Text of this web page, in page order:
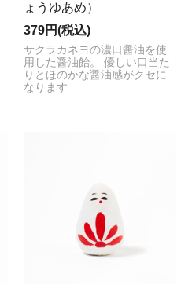
ょうゆあめ）
379円(税込)
サクラカネヨの濃口醤油を使
用した醤油飴。 優しい口当た
りとほのかな醤油感がクセに
なります